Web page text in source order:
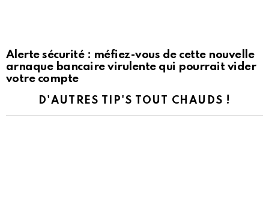
Alerte sécurité : méfiez-vous de cette nouvelle
arnaque bancaire virulente qui pourrait vider
votre compte
D'AUTRES TIP'S TOUT CHAUDS !